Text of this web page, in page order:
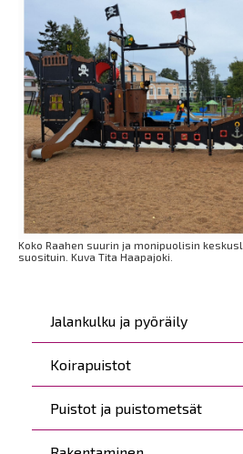
Päävalikko
Jalankulku ja pyöräily
Koirapuistot
Puistot ja puistometsät
Koko Raahen suurin ja monipuolisin
suosituin. Kuva Tita Haapajoki.